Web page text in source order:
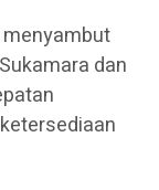
menyambut
dan